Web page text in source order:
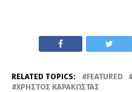
RELATED TOPICS: FEATURED
ΧΡΉΣΤΟΣ ΚΑΡΑΚΏΣΤΑΣ